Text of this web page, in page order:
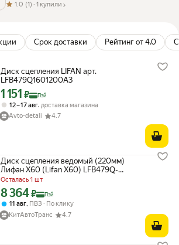
1.0 (1) · 1 купили
Срок доставки Рейтинг от 4.0
Диск сцепления LIFAN арт.
LFB479Q1601200A3
Цена с картой Яндекс Пэй 1151 ₽ вместо
1 151 ₽ Пэй
12 – 17 авг, доставка магазина
Avto-detali
4.7
Диск сцепления ведомый (220мм)
Лифан Х60 (Lifan X60) LFB479Q-
1601200A3
Осталась 1 шт
Цена с картой Яндекс Пэй 8364 ₽ вместо
8 364₽ Пэй
11 авг, ПВЗ
По клику
КитАвтоТранс
4.7